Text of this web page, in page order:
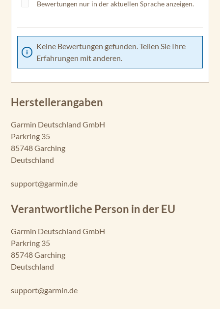
Bewertungen nur in der aktuellen Sprache anzeigen.
Keine Bewertungen gefunden. Teilen Sie Ihre
Erfahrungen mit anderen.
Herstellerangaben
Garmin Deutschland GmbH
Parkring 35
85748 Garching
Deutschland
support@garmin.de
Verantwortliche Person in der EU
Garmin Deutschland GmbH
Parkring 35
85748 Garching
Deutschland
support@garmin.de